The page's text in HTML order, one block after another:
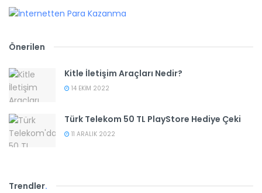
Önerilen
Kitle İletişim Araçları Nedir?
14 EKIM 2022
Türk Telekom 50 TL PlayStore Hediye Çeki
11 ARALIK 2022
Trendler.